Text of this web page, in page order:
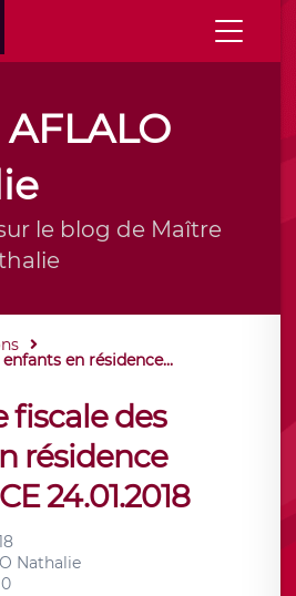
le blog de Maître
en résidence...
fiscale des
résidence
24.01.2018
Nathalie
0